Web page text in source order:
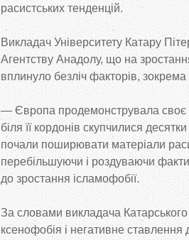
расистських тенденцій.
Викладач Університету Катару
Агентству Анадолу, що на
вплинуло безліч факторів, зокрема
— Європа продемонструвала своє
біля її кордонів скупчилися
почали поширювати матеріали
перебільшуючи і роздуваючи
до зростання ісламофобії.
За словами викладача Катарського
ксенофобія і негативне ставлення